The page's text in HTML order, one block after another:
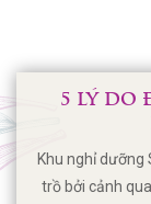
5 LÝ DO
Khu nghỉ dưỡng
trồ bởi cảnh